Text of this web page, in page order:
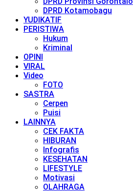
DPRD Kotamobagu
YUDIKATIF
PERISTIWA
Hukum
Kriminal
OPINI
VIRAL
Video
FOTO
SASTRA
Cerpen
Puisi
LAINNYA
CEK FAKTA
HIBURAN
Infografis
KESEHATAN
LIFESTYLE
Motivasi
OLAHRAGA